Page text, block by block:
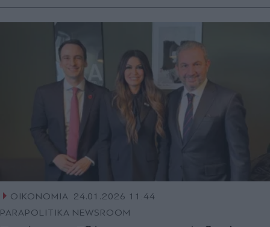
ΟΙΚΟΝΟΜΙΑ
24.01.2026 11:44
PARAPOLITIKA NEWSROOM